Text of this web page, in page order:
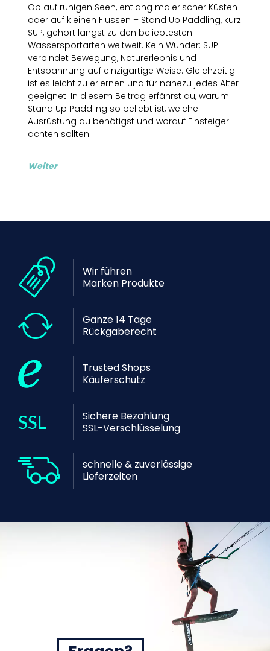
Ob auf ruhigen Seen, entlang malerischer Küsten
oder auf kleinen Flüssen – Stand Up Paddling, kurz
SUP, gehört längst zu den beliebtesten
Wassersportarten weltweit. Kein Wunder: SUP
verbindet Bewegung, Naturerlebnis und
Entspannung auf einzigartige Weise. Gleichzeitig
ist es leicht zu erlernen und für nahezu jedes Alter
geeignet. In diesem Beitrag erfährst du, warum
Stand Up Paddling so beliebt ist, welche
Ausrüstung du benötigst und worauf Einsteiger
achten sollten.
Weiter
Wir führen
Marken Produkte
Ganze 14 Tage
Rückgaberecht
Trusted Shops
Käuferschutz
Sichere Bezahlung
SSL-Verschlüsselung
schnelle & zuverlässige
Lieferzeiten